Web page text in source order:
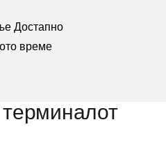
Достапно
време